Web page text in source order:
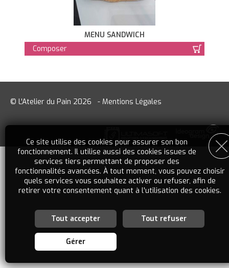
MENU SANDWICH
Composer
© L'Atelier du Pain 2026 - Mentions Légales
Ce site utilise des cookies pour assurer son bon
fonctionnement. Il utilise aussi des cookies issues de
services tiers permettant de proposer des
fonctionnalités avancées. À tout moment, vous pouvez choisir
quels services vous souhaitez activer ou refuser, afin de
retirer votre consentement quant à l'utilisation des cookies.
Personnalisation des services
Vous êtes libre de choisir quels services vous souhaitez
activer. En autorisant ces services tiers, vous acceptez le
Tout accepter Tout refuser
Gérer